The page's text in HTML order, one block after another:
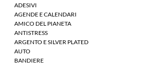
ADESIVI
AGENDE E CALENDARI
AMICO DEL PIANETA
ANTISTRESS
ARGENTO E SILVER PLATED
AUTO
BANDIERE